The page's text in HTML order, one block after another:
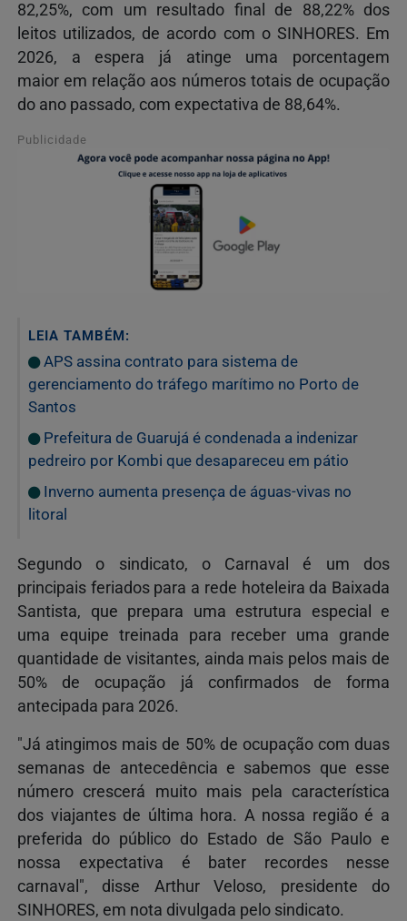
82,25%, com um resultado final de 88,22% dos
leitos utilizados, de acordo com o SINHORES. Em
2026, a espera já atinge uma porcentagem
maior em relação aos números totais de ocupação
do ano passado, com expectativa de 88,64%.
Publicidade
LEIA TAMBÉM:
APS assina contrato para sistema de
gerenciamento do tráfego marítimo no Porto de
Santos
Prefeitura de Guarujá é condenada a indenizar
pedreiro por Kombi que desapareceu em pátio
Inverno aumenta presença de águas-vivas no
litoral
Segundo o sindicato, o Carnaval é um dos
principais feriados para a rede hoteleira da Baixada
Santista, que prepara uma estrutura especial e
uma equipe treinada para receber uma grande
quantidade de visitantes, ainda mais pelos mais de
50% de ocupação já confirmados de forma
antecipada para 2026.
"Já atingimos mais de 50% de ocupação com duas
semanas de antecedência e sabemos que esse
número crescerá muito mais pela característica
dos viajantes de última hora. A nossa região é a
preferida do público do Estado de São Paulo e
nossa expectativa é bater recordes nesse
carnaval", disse Arthur Veloso, presidente do
SINHORES, em nota divulgada pelo sindicato.